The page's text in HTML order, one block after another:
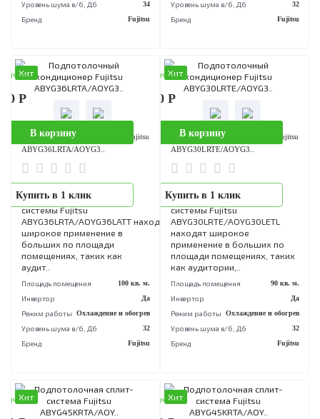
Режим работы Охлаждение и обогрев
Уровень шума в/б, Дб
Режим работы Охлаждение и
Уровень шума в/б, Дб
Хит
Подпотолочный кондиционер Fujitsu
ABYG45LRTA/AOYG4..
Инверторные
подпотолочные сплит
системы Fujitsu
ABYG45LRTA/AOYG45LATT находят
широкое применение в
больших по площади
помещениях, таких как
аудит..
Площадь помещения
Уровень шума в/б, Дб 34
Бренд Fujitsu
В корзину
Купить в 1 клик
Подпотолочный кондиционер
ABYG36LRTE/AOYG3..
Инверторные
подпотолочные сплит
системы Fujitsu
ABYG36LRTE/AOYG36LETL
широкое применение в
больших по площади
помещениях, таких как
аудит..
Площадь помещения
Бренд
В наличии
439 300 Р
В корзину
Купить в 1 клик